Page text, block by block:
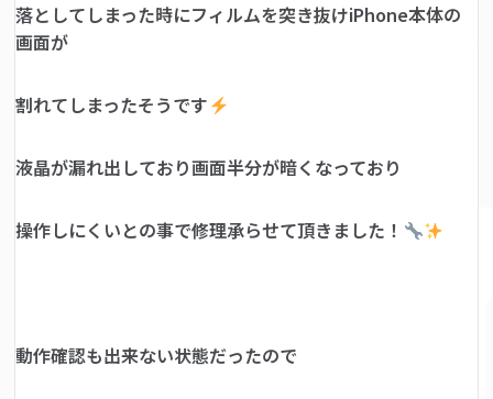
落としてしまった時にフィルムを突き抜けiPhone本体の
画面が
割れてしまったそうです
液晶が漏れ出しており画面半分が暗くなっており
操作しにくいとの事で修理承らせて頂きました！
動作確認も出来ない状態だったので